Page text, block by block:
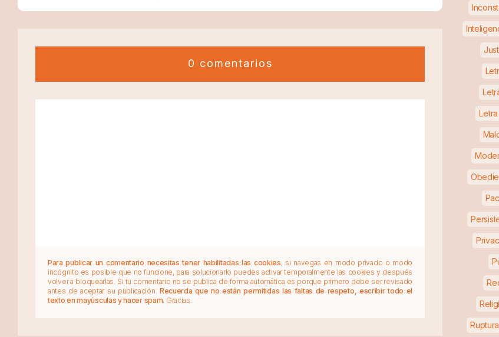
0 comentarios
Para publicar un comentario necesitas tener habilitadas las cookies , si navegas en modo privado o modo
incógnito es posible que no funcione, para solucionarlo puedes activar temporalmente las cookies y después
volver a bloquearlas. Si tu comentario no se publica de forma automática es porque primero debe ser revisado
antes de aceptar su publicación. Recuerda que no están permitidas las faltas de respeto, escribir todo el
texto en mayúsculas y hacer spam. Gracias.
Ruptura